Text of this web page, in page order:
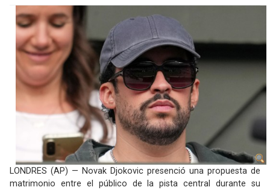
LONDRES (AP) — Novak Djokovic presenció una propuesta de
matrimonio entre el público de la pista central durante su